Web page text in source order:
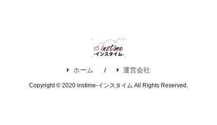
ホーム 運営会社
Copyright © 2020 instime-インスタイム All Rights Reserved.